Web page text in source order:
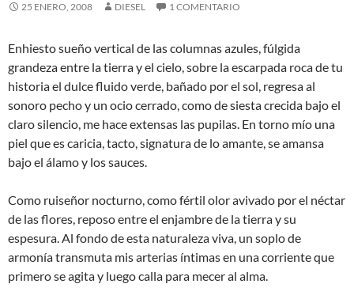
25 ENERO, 2008 DIESEL 1 COMENTARIO
Enhiesto sueño vertical de las columnas azules, fúlgida
grandeza entre la tierra y el cielo, sobre la escarpada roca de tu
historia el dulce fluido verde, bañado por el sol, regresa al
sonoro pecho y un ocio cerrado, como de siesta crecida bajo el
claro silencio, me hace extensas las pupilas. En torno mío una
piel que es caricia, tacto, signatura de lo amante, se amansa
bajo el álamo y los sauces.
Como ruiseñor nocturno, como fértil olor avivado por el néctar
de las flores, reposo entre el enjambre de la tierra y su
espesura. Al fondo de esta naturaleza viva, un soplo de
armonía transmuta mis arterias íntimas en una corriente que
primero se agita y luego calla para mecer al alma.